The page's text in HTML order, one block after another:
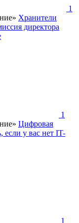
1
Хранители
директора
1
Цифровая
у вас нет IT-
1